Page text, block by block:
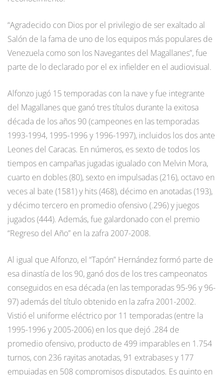
“Agradecido con Dios por el privilegio de ser exaltado al
Salón de la fama de uno de los equipos más populares de
Venezuela como son los Navegantes del Magallanes”, fue
parte de lo declarado por el ex infielder en el audiovisual.
Alfonzo jugó 15 temporadas con la nave y fue integrante
del Magallanes que ganó tres títulos durante la exitosa
década de los años 90 (campeones en las temporadas
1993-1994, 1995-1996 y 1996-1997), incluidos los dos ante
Leones del Caracas. En números, es sexto de todos los
tiempos en campañas jugadas igualado con Melvin Mora,
cuarto en dobles (80), sexto en impulsadas (216), octavo en
veces al bate (1581) y hits (468), décimo en anotadas (193),
y décimo tercero en promedio ofensivo (.296) y juegos
jugados (444). Además, fue galardonado con el premio
“Regreso del Año” en la zafra 2007-2008.
Al igual que Alfonzo, el “Tapón” Hernández formó parte de
esa dinastía de los 90, ganó dos de los tres campeonatos
conseguidos en esa década (en las temporadas 95-96 y 96-
97) además del título obtenido en la zafra 2001-2002.
Vistió el uniforme eléctrico por 11 temporadas (entre la
1995-1996 y 2005-2006) en los que dejó .284 de
promedio ofensivo, producto de 499 imparables en 1.754
turnos, con 236 rayitas anotadas, 91 extrabases y 177
empujadas en 508 compromisos disputados. Es quinto en